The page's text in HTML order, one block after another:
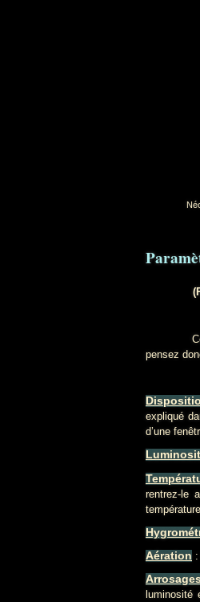
Cet
pensez
expliqué
d’une
rentrez-le
Aération
luminosité